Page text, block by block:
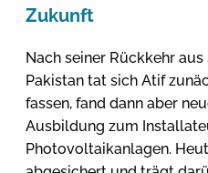
Zukunft
Nach seiner Rückkehr
Pakistan tat sich Atif
fassen, fand dann aber
Ausbildung zum
Photovoltaikanlagen.